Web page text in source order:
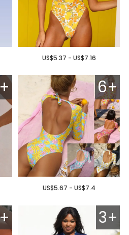
US$5.37 - US$7.16
6+
US$5.67 - US$7.4
3+